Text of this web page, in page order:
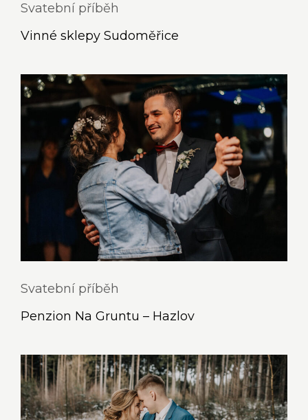
Svatební příběh
Vinné sklepy Sudoměřice
Svatební příběh
Penzion Na Gruntu – Hazlov